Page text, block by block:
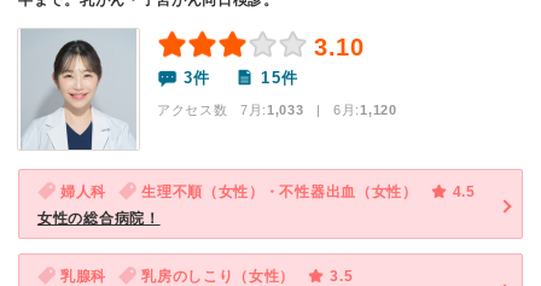
3.10
3件 15件
アクセス数 7月:1,033 | 6月:1,120
婦人科 生理不順（女性）・不性器出血（女性）
4.5
女性の総合病院！
乳腺科 乳房のしこり（女性）
3.5